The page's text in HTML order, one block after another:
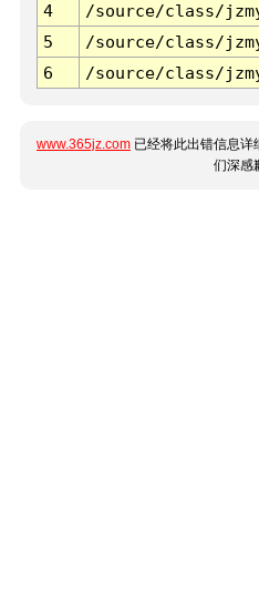
4
/source/class/
5
/source/class/
6
/source/class/
www.365jz.com 已经将此出错信息详
们深感